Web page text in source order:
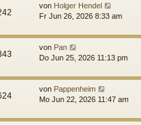
von Holger Hendel
Fr Jun 26, 2026 8:33 am
von Pan
Do Jun 25, 2026 11:13 pm
von Pappenheim
Mo Jun 22, 2026 11:47 am